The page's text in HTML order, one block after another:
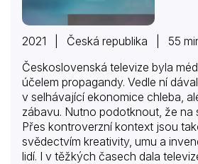
2021 | Česká republika | 55
Československá televize byla
účelem propagandy. Vedle ní
v selhávající ekonomice chleba,
zábavu. Nutno podotknout, že na
Přes kontroverzní kontext jsou
svědectvím kreativity, umu a
lidí. I v těžkých časech dala